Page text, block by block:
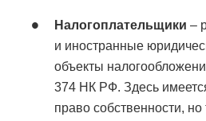
Налогоплательщики –
и иностранные
объекты
374 НК РФ. Здесь
право собственности,